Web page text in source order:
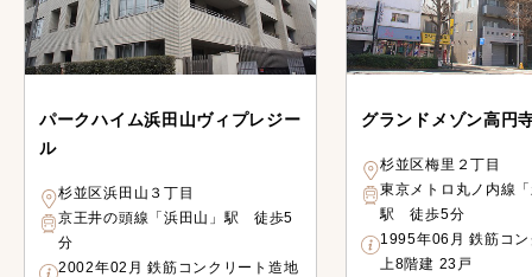
パークハイム浜田山ヴィプレジー
ル
杉並区浜田山３丁目
京王井の頭線「浜田山」駅 徒歩5
分
2002年02月 鉄筋コンクリート造地
グランドメゾン高円
杉並区梅里２丁目
東京メトロ丸ノ内線
駅 徒歩5分
1995年06月 鉄筋コ
上8階建 23戸